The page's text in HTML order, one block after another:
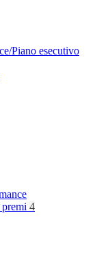
Piano esecutivo
4